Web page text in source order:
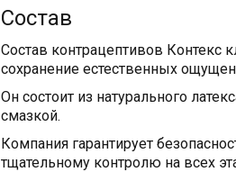
Состав
Состав контрацептивов Контекс
сохранение естественных
Он состоит из натурального
смазкой.
Компания гарантирует
тщательному контролю на всех